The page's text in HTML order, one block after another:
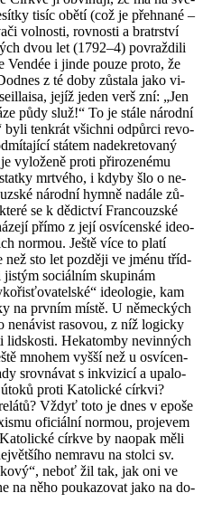
tisíc obětí (což je pře­hna­né –
vol­nos­ti, rov­nos­ti a bra­tr­ství
dvou let (1792–4) po­vraž­di­li
i jinde pouze proto, že
z té doby zů­sta­la jako vi­
jejíž jeden verš zní: „Jen
půdy služ!“ To je stále ná­rod­ní
byli ten­krát všich­ni od­půr­ci re­vo­
stá­tem na­de­kre­to­va­ný
vy­lo­že­ně proti při­ro­ze­né­mu
mrt­vé­ho, i kdyby šlo o ne­
ná­rod­ní hymně na­dá­le zů­
se k dě­dic­tví Fran­couz­ské
přímo z její osví­cen­ské ide­o­
nor­mou. Ještě více to platí
sto let poz­dě­ji ve jménu tříd­
so­ci­ál­ním sku­pi­nám
ide­o­lo­gie, kam
na prv­ním místě. U ně­mec­kých
ne­ná­vist ra­so­vou, z níž lo­gic­ky
He­ka­tom­by ne­vin­ných
mno­hem vyšší než u osví­ce­n­
srov­ná­vat s inkvi­zi­cí a upa­lo­
proti Ka­to­lic­ké církvi?
Vždyť toto je dnes v epoše
ofi­ci­ál­ní nor­mou, pro­je­vem
církve by na­o­pak měli
ne­mra­vu na stol­ci sv.
neboť žil tak, jak oni ve
na něho po­u­ka­zo­vat jako na do­